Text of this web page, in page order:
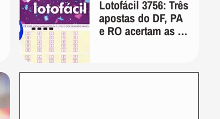
Lotofácil 3756: Três
apostas do DF, PA
e RO acertam as 15